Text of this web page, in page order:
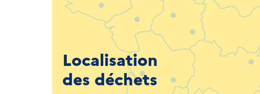
Localisation
des déchets